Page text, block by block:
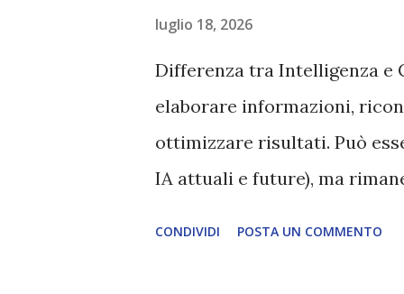
luglio 18, 2026
Differenza tra Intelligenza e
elaborare informazioni,
ottimizzare risultati. Può
IA attuali e future), ma
CONDIVIDI POSTA UN COMMENTO